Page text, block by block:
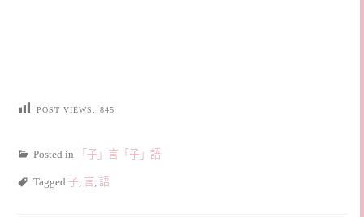
POST VIEWS: 845
Posted in 「子」言「子」語
Tagged 子, 言, 語